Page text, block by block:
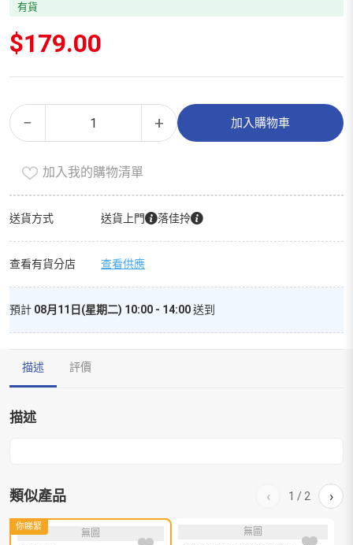
有貨
$179.00
−
全
脂
數
量
+ 加入購物車
Alternative:
加入我的購物清單
送貨方式 送貨上門 落佳拎
查看有貨分店 查看供應
預計 08月11日(星期二) 10:00 - 14:00送到
描述 評價
描述
類似產品 ‹ 1 / 2 ›
你睇緊
無圖
無圖